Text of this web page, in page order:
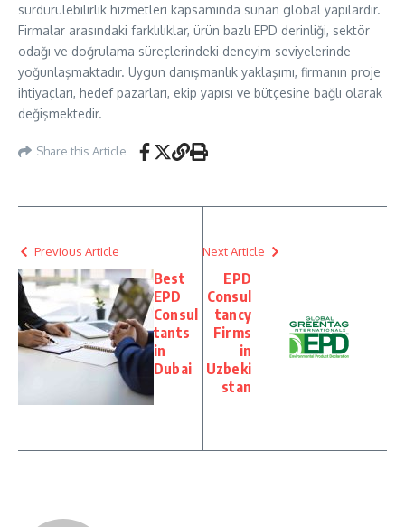
sürdürülebilirlik hizmetleri kapsamında sunan global yapılardır.
Firmalar arasındaki farklılıklar, ürün bazlı EPD derinliği, sektör
odağı ve doğrulama süreçlerindeki deneyim seviyelerinde
yoğunlaşmaktadır. Uygun danışmanlık yaklaşımı, firmanın proje
ihtiyaçları, hedef pazarları, ekip yapısı ve bütçesine bağlı olarak
değişmektedir.
Share this Article
Previous Article
Best
EPD
Consul
tants
in
Dubai
Next Article
EPD
Consul
tancy
Firms
in
Uzbeki
stan